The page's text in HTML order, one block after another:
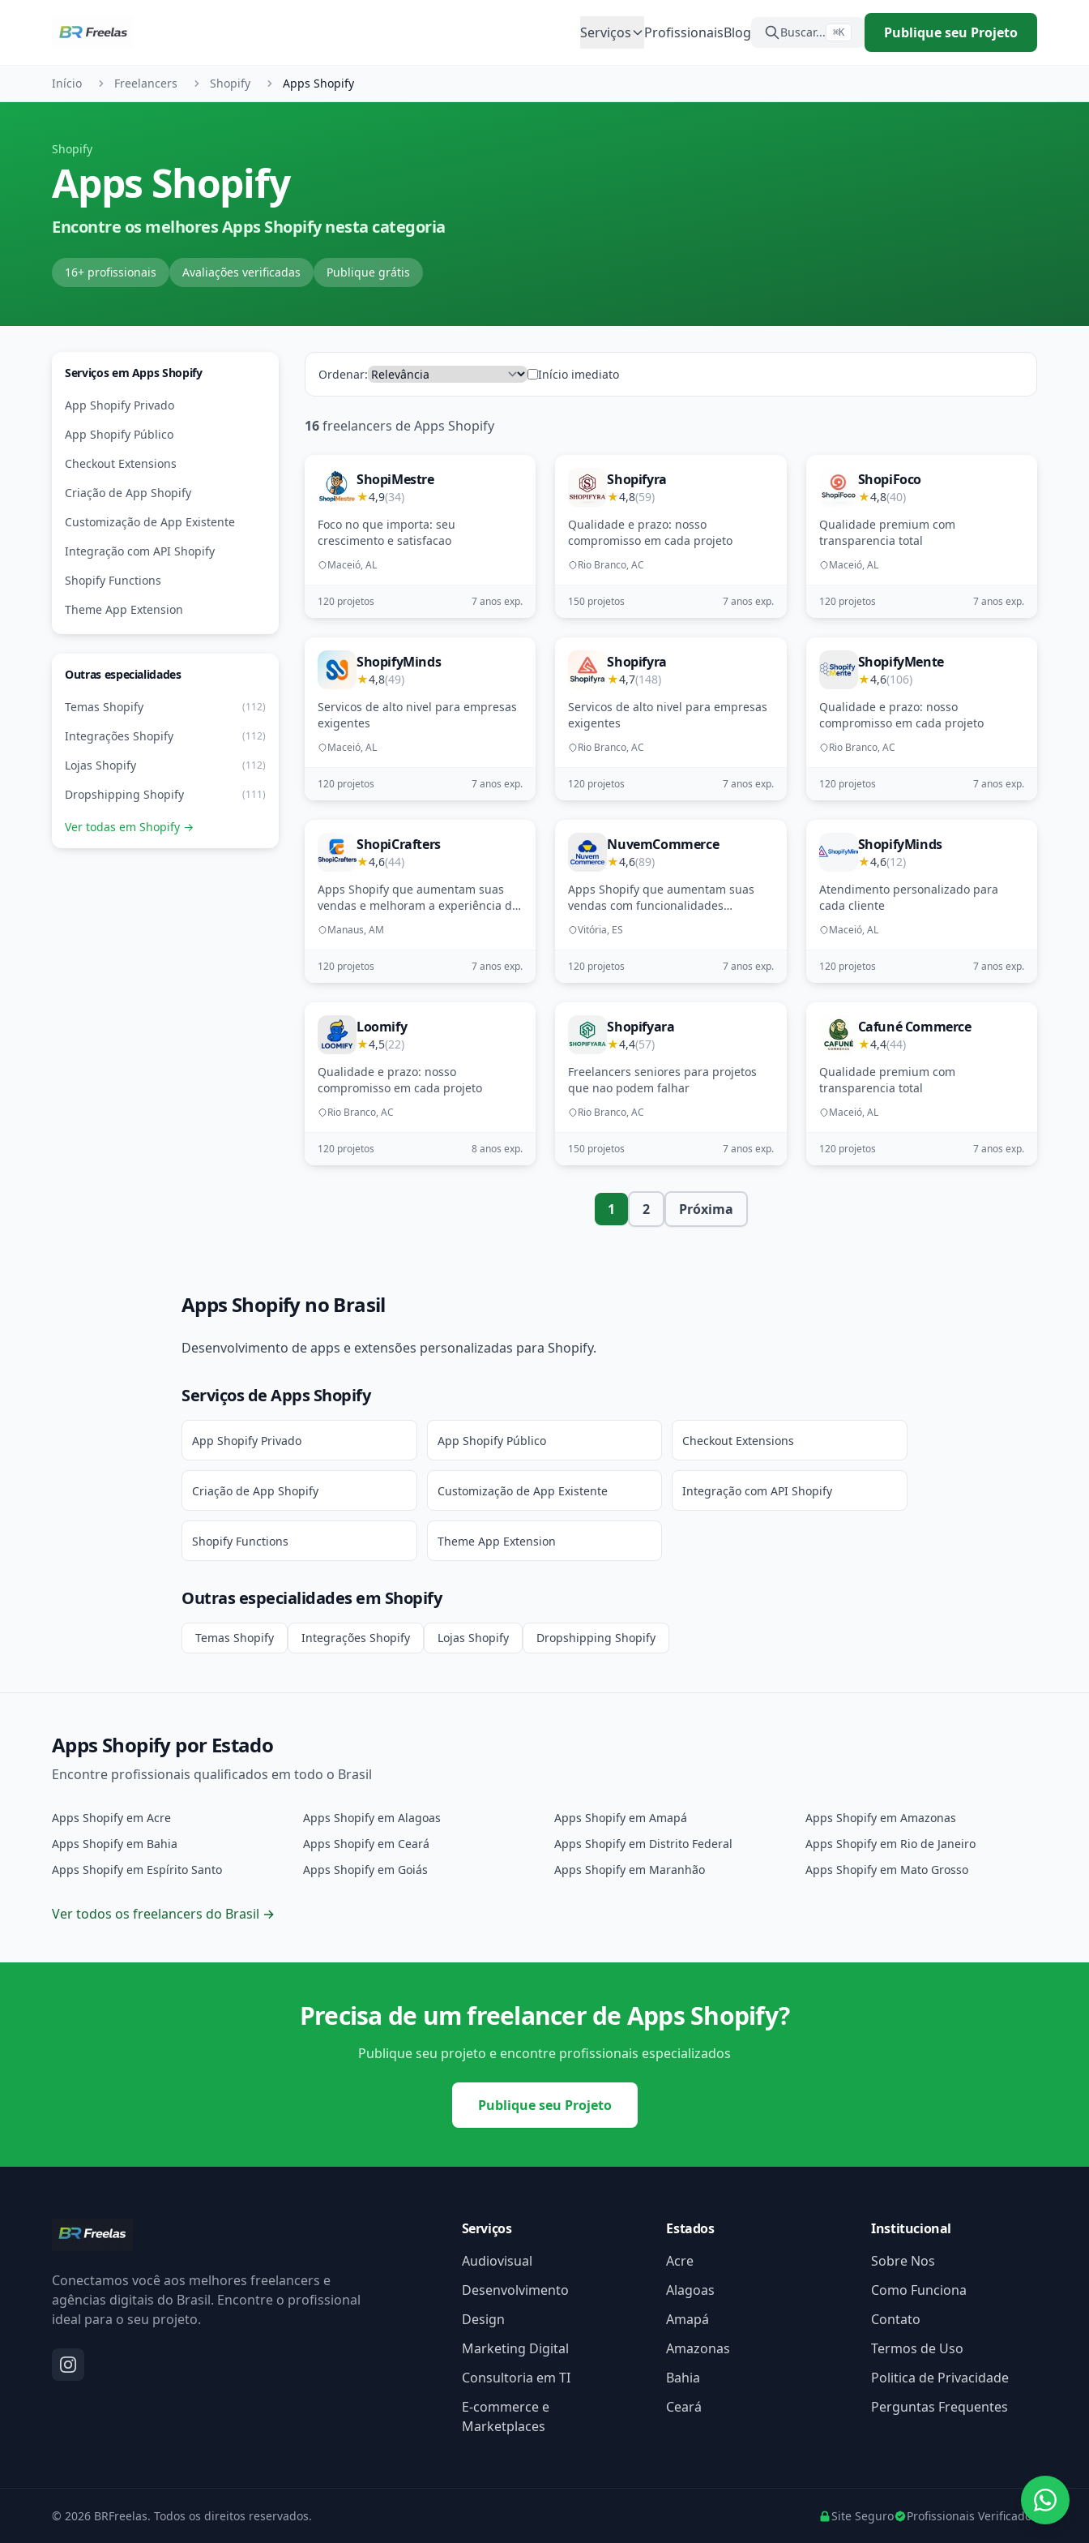
Serviços
ProfissionaisBlog Buscar... ⌘K Publique seu Projeto
Início Freelancers Shopify Apps Shopify
Shopify
Apps Shopify
Encontre os melhores Apps Shopify nesta categoria
16+ profissionais Avaliações verificadas Publique grátis
Serviços em Apps Shopify
App Shopify Privado
App Shopify Público
Checkout Extensions
Criação de App Shopify
Customização de App Existente
Integração com API Shopify
Shopify Functions
Theme App Extension
Outras especialidades
Temas Shopify (112)
Integrações Shopify (112)
Lojas Shopify (112)
Dropshipping Shopify (111)
Ver todas em Shopify →
Ordenar: Início imediato
16freelancers de Apps Shopify
ShopiMestre
★4,9(34)
Foco no que importa: seu
crescimento e satisfacao
Maceió, AL
120 projetos 7 anos exp.
Shopifyra
★4,8(59)
Qualidade e prazo: nosso
compromisso em cada projeto
Rio Branco, AC
150 projetos 7 anos exp.
ShopiFoco
★4,8(40)
Qualidade premium com
transparencia total
Maceió, AL
120 projetos 7 anos exp.
ShopifyMinds
★4,8(49)
Servicos de alto nivel para empresas
exigentes
Maceió, AL
120 projetos 7 anos exp.
Shopifyra
★4,7(148)
Servicos de alto nivel para empresas
exigentes
Rio Branco, AC
120 projetos 7 anos exp.
ShopifyMente
★4,6(106)
Qualidade e prazo: nosso
compromisso em cada projeto
Rio Branco, AC
120 projetos 7 anos exp.
ShopiCrafters
★4,6(44)
Apps Shopify que aumentam suas
vendas e melhoram a experiência do
Manaus, AM
120 projetos 7 anos exp.
NuvemCommerce
★4,6(89)
Apps Shopify que aumentam suas
vendas com funcionalidades
personalizadas
Vitória, ES
120 projetos 7 anos exp.
ShopifyMinds
★4,6(12)
Atendimento personalizado para
cada cliente
Maceió, AL
120 projetos 7 anos exp.
Loomify
★4,5(22)
Qualidade e prazo: nosso
compromisso em cada projeto
Rio Branco, AC
120 projetos 8 anos exp.
Shopifyara
★4,4(57)
Freelancers seniores para projetos
que nao podem falhar
Rio Branco, AC
150 projetos 7 anos exp.
Cafuné Commerce
★4,4(44)
Qualidade premium com
transparencia total
Maceió, AL
120 projetos 7 anos exp.
1 2 Próxima
Apps Shopify no Brasil
Desenvolvimento de apps e extensões personalizadas para Shopify.
Serviços de Apps Shopify
App Shopify Privado App Shopify Público Checkout Extensions
Criação de App Shopify Customização de App Existente Integração com API Shopify
Shopify Functions Theme App Extension
Outras especialidades em Shopify
Temas Shopify Integrações Shopify Lojas Shopify Dropshipping Shopify
Apps Shopify por Estado
Encontre profissionais qualificados em todo o Brasil
Apps Shopify em Acre Apps Shopify em Alagoas Apps Shopify em Amapá
Apps Shopify em Amazonas
Apps Shopify em Bahia
Apps Shopify em Ceará Apps Shopify em Distrito Federal
Apps Shopify em Rio de Janeiro
Apps Shopify em Espírito Santo
Apps Shopify em Goiás Apps Shopify em Maranhão Apps Shopify em Mato Grosso
Ver todos os freelancers do Brasil →
Precisa de um freelancer de Apps Shopify?
Publique seu projeto e encontre profissionais especializados
Publique seu Projeto
Conectamos você aos melhores freelancers e
agências digitais do Brasil. Encontre o profissional
ideal para o seu projeto.
Serviços
Audiovisual
Desenvolvimento
Design
Marketing Digital
Consultoria em TI
E-commerce e
Marketplaces
Estados
Acre
Alagoas
Amapá
Amazonas
Bahia
Ceará
Institucional
Sobre Nos
Como Funciona
Contato
Termos de Uso
Politica de Privacidade
Perguntas Frequentes
© 2026 BRFreelas. Todos os direitos reservados. Site Seguro Profissionais Verificados